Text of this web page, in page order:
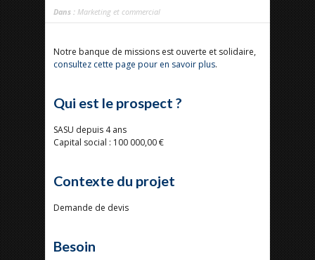
Dans : Marketing et commercial
Notre banque de missions est ouverte et solidaire,
consultez cette page pour en savoir plus.
Qui est le prospect ?
SASU depuis 4 ans
Capital social : 100 000,00 €
Contexte du projet
Demande de devis
Besoin